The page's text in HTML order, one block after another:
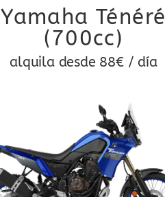
Yamaha Ténéré
(700cc)
alquila desde 88€ / día